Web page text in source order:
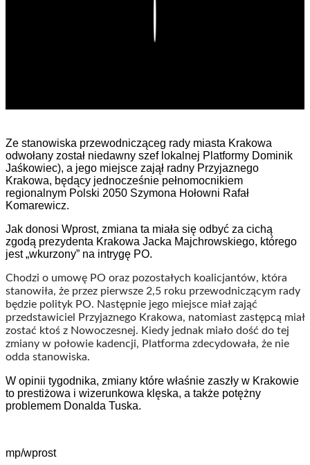
Ze stanowiska przewodnicząceg rady miasta Krakowa
odwołany został niedawny szef lokalnej Platformy Dominik
Jaśkowiec), a jego miejsce zajął radny Przyjaznego
Krakowa, będący jednocześnie pełnomocnikiem
regionalnym Polski 2050 Szymona Hołowni Rafał
Komarewicz.
Jak donosi Wprost, zmiana ta miała się odbyć za cichą
zgodą prezydenta Krakowa Jacka Majchrowskiego, którego
jest „wkurzony” na intrygę PO.
Chodzi o umowę PO oraz pozostałych koalicjantów, która
stanowiła, że przez pierwsze 2,5 roku przewodniczącym rady
będzie polityk PO. Następnie jego miejsce miał zająć
przedstawiciel Przyjaznego Krakowa, natomiast zastępcą miał
zostać ktoś z Nowoczesnej. Kiedy jednak miało dość do tej
zmiany w połowie kadencji, Platforma zdecydowała, że nie
odda stanowiska.
W opinii tygodnika, zmiany które właśnie zaszły w Krakowie
to prestiżowa i wizerunkowa klęska, a także potężny
problemem Donalda Tuska.
mp/wprost